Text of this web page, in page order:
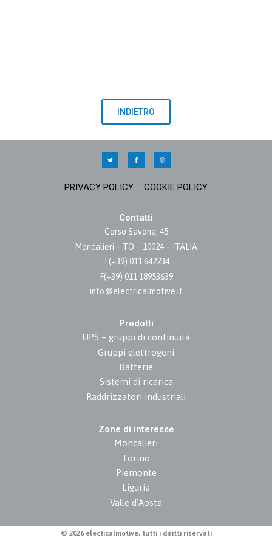
INDIETRO
PRIVACY POLICY – COOKIE POLICY
Contatti
Corso Savona, 45
Moncalieri – TO – 10024 – ITALIA
T(+39) 011 642234
F(+39) 011 18953639
info@electricalmotive.it
Prodotti
UPS – gruppi di continuità
Gruppi elettrogeni
Batterie
Sistemi di ricarica
Raddrizzatori industriali
Zone di interesse
Moncalieri
Torino
Piemonte
Liguria
Valle d’Aosta
© 2026 electicalmotive, tutti i diritti riservati